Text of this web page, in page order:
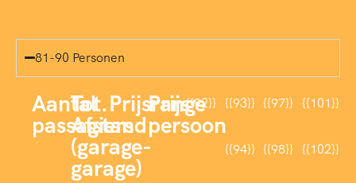
81-90 Personen
Aantal
passagiers
Tot.
Afstand
(garage-
garage)
Prijsrange
Prijs
persoon
{{92}} {{93}}
{{94}}
{{97}}
{{98}}
{{101}}
{{102}}